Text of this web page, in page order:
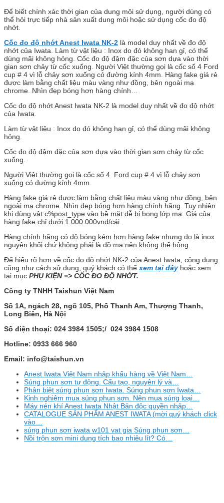
Để biết chính xác thời gian của dung môi sử dụng, người dùng có
thể hỏi trực tiếp nhà sản xuất dung môi hoặc sử dụng cốc đo độ
nhớt.
Cốc đo độ nhớt Anest Iwata NK-2 là model duy nhất về đo độ
nhớt của Iwata. Làm từ vật liệu : Inox do đó không han gỉ, có thể
dùng mãi không hỏng. Cốc đo độ đậm đặc của sơn dựa vào thời
gian sơn chảy từ cốc xuống. Người Việt thường gọi là cốc số 4 Ford
cup # 4 vì lỗ chảy sơn xuống có đường kính 4mm. Hàng fake giá rẻ
được làm bằng chất liệu màu vàng như đồng, bên ngoài mạ
chrome. Nhìn đẹp bóng hơn hàng chính…
Cốc đo độ nhớt Anest Iwata NK-2 là model duy nhất về đo độ nhớt
của Iwata.
Làm từ vật liệu : Inox do đó không han gỉ, có thể dùng mãi không
hỏng.
Cốc đo độ đậm đặc của sơn dựa vào thời gian sơn chảy từ cốc
xuống.
Người Việt thường gọi là cốc số 4 Ford cup # 4 vì lỗ chảy sơn
xuống có đường kính 4mm.
Hàng fake giá rẻ được làm bằng chất liệu màu vàng như đồng, bên
ngoài mạ chrome. Nhìn đẹp bóng hơn hàng chính hãng. Tuy nhiên
khi dùng vật c%post_type vào bề mặt dễ bị bong lớp mạ. Giá của
hàng fake chỉ dưới 1.000.000vnd/cái.
Hàng chính hãng có độ bóng kém hơn hàng fake nhưng do là inox
nguyên khối chứ không phải là đồ mạ nên không thể hỏng.
Để hiểu rõ hơn về cốc đo độ nhớt NK-2 của Anest Iwata, công dụng
cũng như cách sử dụng, quý khách có thể xem tại đây hoặc xem
tại mục PHỤ KIỆN => CỐC ĐO ĐỘ NHỚT.
Công ty TNHH Taishun Việt Nam
Số 1A, ngách 28, ngõ 105, Phố Thanh Am, Thượng Thanh,
Long Biên, Hà Nội
Số điện thoại: 024 3984 1505;/ 024 3984 1508
Hotline: 0933 666 960
Email: info@taishun.vn
Anest Iwata Việt Nam nhập khẩu hàng về Việt Nam…
Súng phun sơn tự động. Cấu tạo, nguyên lý và…
Phân biệt súng phun sơn Iwata. Súng phun sơn Iwata…
Kinh nghiệm mua súng phun sơn. Nên mua súng loại…
Máy nén khí Anest Iwata Nhật Bản độc quyền nhập…
CATALOGUE SẢN PHẨM ANEST IWATA (mời quý khách click
vào…
súng phun sơn iwata w101 vat gia Súng phun sơn…
Nồi trộn sơn mini dung tích bao nhiêu lít? Có…